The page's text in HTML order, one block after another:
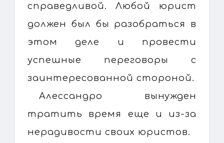
справедливой. Любой юрист
должен был бы разобраться в
этом деле и провести
успешные переговоры с
заинтересованной стороной.
Алессандро вынужден
тратить время еще и из-за
нерадивости своих юристов.